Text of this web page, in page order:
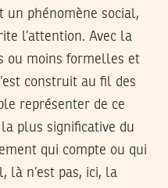
un phénomène social,
l’attention. Avec la
ou moins formelles et
construit au fil des
représenter de ce
plus significative du
qui compte ou qui
là n’est pas, ici, la